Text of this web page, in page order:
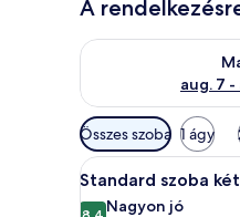
A
aug. 7 -
A ma esti
Szobákhoz
rendelkezésre
álló
szűrők
Összes szoba 1 ágy
A
következő
5
Standard szoba
Nagyon jó